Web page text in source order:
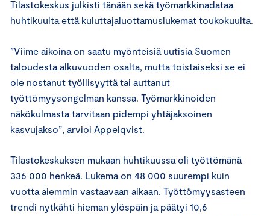
Tilastokeskus julkisti tänään sekä työmarkkinadataa
huhtikuulta että kuluttajaluottamuslukemat toukokuulta.
”Viime aikoina on saatu myönteisiä uutisia Suomen
taloudesta alkuvuoden osalta, mutta toistaiseksi se ei
ole nostanut työllisyyttä tai auttanut
työttömyysongelman kanssa. Työmarkkinoiden
näkökulmasta tarvitaan pidempi yhtäjaksoinen
kasvujakso”, arvioi Appelqvist.
Tilastokeskuksen mukaan huhtikuussa oli työttömänä
336 000 henkeä. Lukema on 48 000 suurempi kuin
vuotta aiemmin vastaavaan aikaan. Työttömyysasteen
trendi nytkähti hieman ylöspäin ja päätyi 10,6